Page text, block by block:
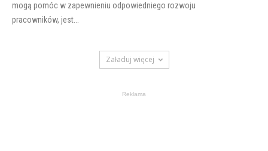
mogą pomóc w zapewnieniu odpowiedniego rozwoju
pracowników, jest...
Załaduj więcej
Reklama